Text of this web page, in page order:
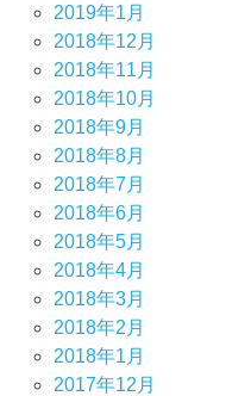
2019年1月
2018年12月
2018年11月
2018年10月
2018年9月
2018年8月
2018年7月
2018年6月
2018年5月
2018年4月
2018年3月
2018年2月
2018年1月
2017年12月